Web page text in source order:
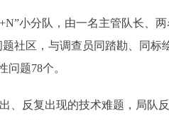
小分队，由一名主管队长、
社区，与调查员同踏勘、同
题78个。
、反复出现的技术难题， 局队